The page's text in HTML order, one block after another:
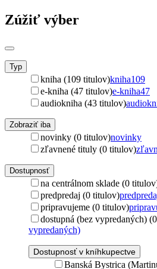
Zúžiť výber
Typ
kniha (109 titulov)kniha109
e-kniha (47 titulov)e-kniha47
audiokniha (43 titulov)
Zobraziť iba
novinky (0 titulov)novinky
zľavnené tituly (0 titulov)
Dostupnosť
na centrálnom sklade (0
predpredaj (0 titulov)
pripravujeme (0 titulov)
dostupná (bez vypredaných)
vypredaných)
Dostupnosť v kníhkupectve
Banská Bystrica